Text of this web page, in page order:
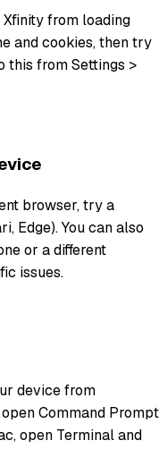
from loading
and cookies, then try
this from Settings >
browser, try a
Edge). You can also
or a different
issues.
device from
Command Prompt
open Terminal and